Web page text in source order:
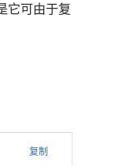
它可由于复
复制